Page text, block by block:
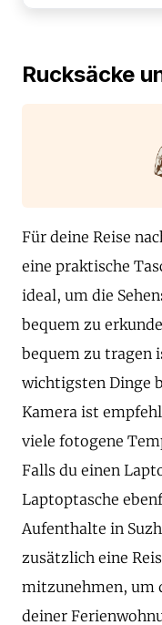
Rucksäcke
Für deine Reise
eine praktische
ideal, um die
bequem zu
bequem zu tragen
wichtigsten Dinge
Kamera ist
viele fotogene
Falls du einen
Laptoptasche
Aufenthalte in
zusätzlich eine
mitzunehmen, um
deiner